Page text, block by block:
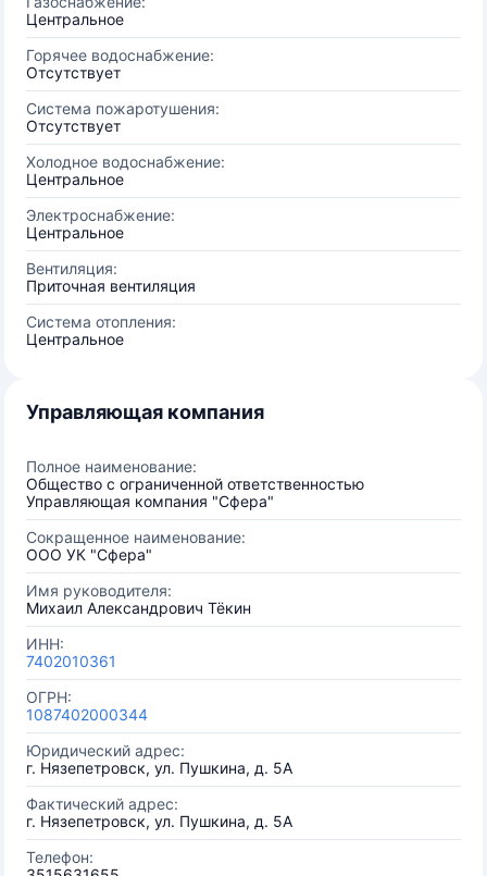
Центральное
Горячее водоснабжение:
Отсутствует
Система пожаротушения:
Отсутствует
Холодное водоснабжение:
Центральное
Электроснабжение:
Центральное
Вентиляция:
Приточная вентиляция
Система отопления:
Центральное
Управляющая компания
Полное наименование:
Общество с ограниченной ответственностью
Управляющая компания "Сфера"
Сокращенное наименование:
ООО УК "Сфера"
Имя руководителя:
Михаил Александрович Тёкин
ИНН:
7402010361
ОГРН:
1087402000344
Юридический адрес:
г. Нязепетровск, ул. Пушкина, д. 5А
Фактический адрес:
г. Нязепетровск, ул. Пушкина, д. 5А
Телефон: